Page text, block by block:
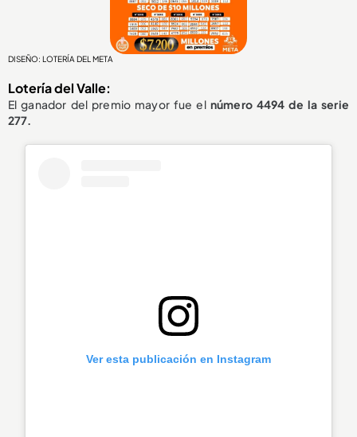
DISEÑO: LOTERÍA DEL META
Lotería del Valle:
El ganador del premio mayor fue el número 4494 de la serie
277.
Ver esta publicación en Instagram